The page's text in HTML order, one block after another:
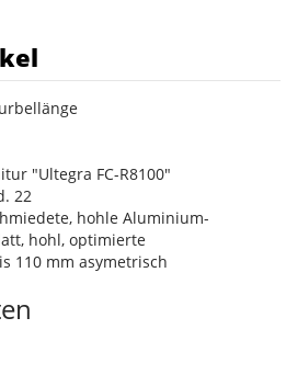
"Ultegra FC-R8100"
22
hohle Aluminium-
hohl, optimierte
110 mm asymetrisch